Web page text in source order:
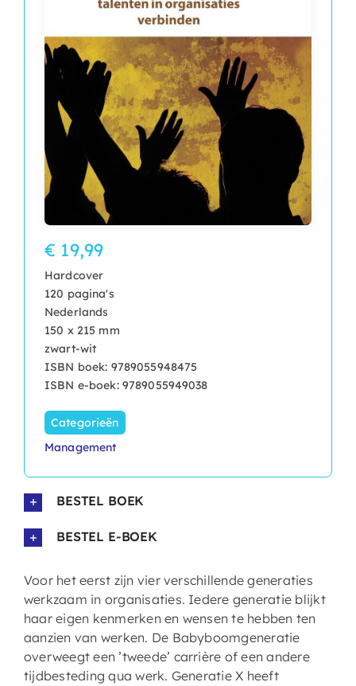
€ 19,99
Hardcover
120 pagina's
Nederlands
150 x 215 mm
zwart-wit
ISBN boek: 9789055948475
ISBN e-boek: 9789055949038
Categorieën
Management
BESTEL BOEK
BESTEL E-BOEK
Voor het eerst zijn vier verschillende generaties
werkzaam in organisaties. Iedere generatie blijkt
haar eigen kenmerken en wensen te hebben ten
aanzien van werken. De Babyboomgeneratie
overweegt een ’tweede’ carrière of een andere
tijdbesteding qua werk. Generatie X heeft